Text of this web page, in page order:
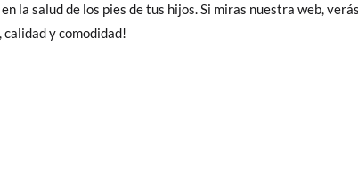
la salud de los pies de tus hijos. Si miras nuestra web,
y comodidad!